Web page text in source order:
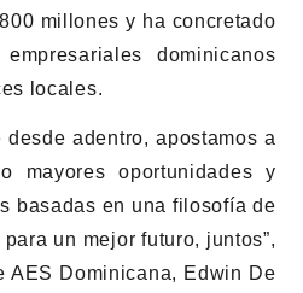
millones y ha concretado
dominicanos
locales.
desde adentro, apostamos a
mayores oportunidades y
basadas en una filosofía de
un mejor futuro, juntos”,
AES Dominicana, Edwin De